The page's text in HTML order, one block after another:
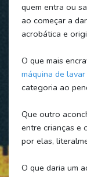
quem entra ou
ao começar a
acrobática e
O que mais
máquina de
categoria ao
Que outro
entre crianças e
por elas,
O que daria um